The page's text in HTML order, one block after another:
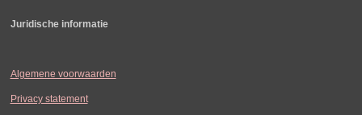
Juridische informatie
Algemene voorwaarden
Privacy statement